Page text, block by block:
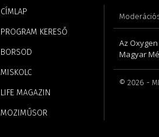
CÍMLAP
PROGRAM KERESŐ
BORSOD
MISKOLC
LIFE MAGAZIN
MOZIMŰSOR
Az
Magyar
© 2026 -